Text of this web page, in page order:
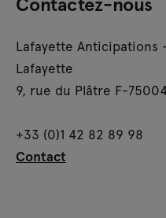
Lafayette Anticipations
Lafayette
9, rue du Plâtre F-
+33 (0)1 42 82 89 98
Contact